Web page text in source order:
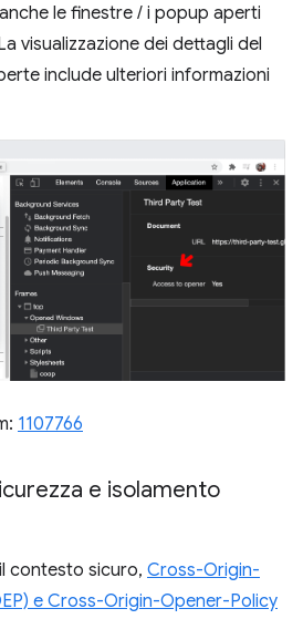
le finestre / i popup aperti
visualizzazione dei dettagli del
include ulteriori informazioni
1107766
e isolamento
contesto sicuro, Cross-Origin-
e Cross-Origin-Opener-Policy